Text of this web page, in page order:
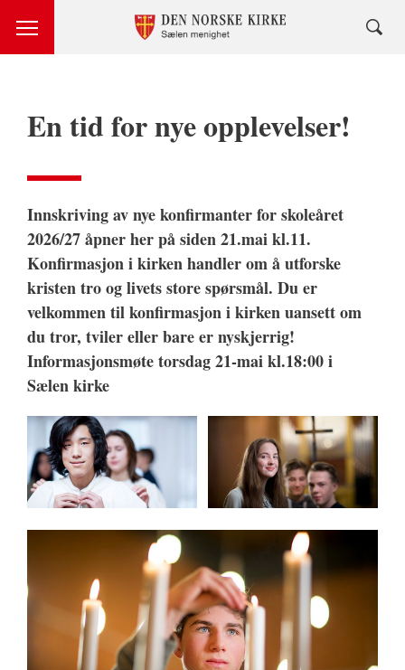
En tid for nye opplevelser!
Innskriving av nye konfirmanter for skoleåret
2026/27 åpner her på siden 21.mai kl.11.
Konfirmasjon i kirken handler om å utforske
kristen tro og livets store spørsmål. Du er
velkommen til konfirmasjon i kirken uansett om
du tror, tviler eller bare er nyskjerrig!
Informasjonsmøte torsdag 21-mai kl.18:00 i
Sælen kirke